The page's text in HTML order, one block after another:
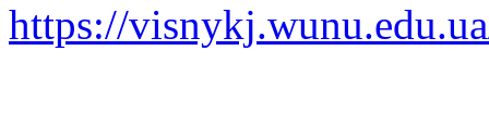
https://